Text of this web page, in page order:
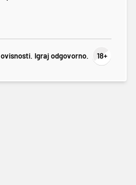
Igraj odgovorno.